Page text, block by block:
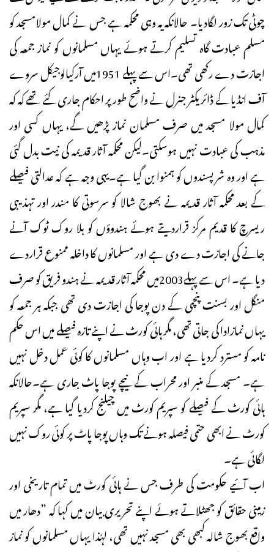
چوٹی تک زور لگادیا۔ حالانکہ یہ وہی محکمہ ہے جس نے کمال مولامسجد کو
مسلم عبادت گاہ تسلیم کرتے ہوئے یہاں مسلمانوں کو نماز جمعہ کی
اجازت دے رکھی تھی۔اس سے پہلے 1951میں آرکیالوجیکل سروے
آف انڈیا کے ڈائریکٹر جنرل نے واضح طورپر احکام جاری کئے تھے کہ کہ
کمال مولا مسجد میں صرف مسلمان نماز پڑھیں گے، یہاں کسی اور
مذہب کی عبادت نہیں ہوسکتی۔لیکن محکمہ آثار قدیمہ کی نیت بدل گئی
ہے اور وہ شرپسندوں کو ہمنوا بن گیا ہے۔یہی وجہ ہے کہ عدالتی فیصلے
کے بعد محکمہ آثار قدیمہ نے بھوج شالا کو سرسوتی کا مندر اور تہذیبی
ریسرچ کا قدیم مرکز قراردیتے ہوئے ہندوؤں کو بلا روک ٹوک آنے
جانے کی اجازت دے دی ہے اور مسلمانوں کا داخلہ ممنوع قراردے
دیا ہے۔ اس سے پہلے2003میں محکمہ آثار قدیمہ نے ہندو فریق کو صرف
منگل اور بسنت پنچمی کے دن پوجا کی اجازت دی تھی جبکہ ہر جمعہ کو
یہاں نمازادا کی جاتی تھی، مگر ہائی کورٹ نے اپنے تازہ فیصلے میں اس حکم
نامہ کو مسترد کردیا ہے اور اب وہاں مسلمانوں کا کوئی عمل دخل نہیں
ہے۔ مسجد کے منبر اور محراب کے نیچے پوجا پاٹ جاری ہے۔حالانکہ
ہائی کورٹ کے فیصلے کو سپریم کورٹ میں چیلنج کردیا گیا ہے، مگر سپریم
کورٹ نے ابھی حتمی فیصلہ ہونے تک وہاں پوجا پاٹ پر کوئی روک نہیں
لگائی ہے۔
اب آئیے حکومت کی طرف جس نے ہائی کورٹ میں تمام تاریخی اور
زمینی حقائق کو جھٹلاتے ہوئے اپنے تحریری بیان میں کہا کہ ”دھار میں
واقع بھوج شالہ کبھی بھی مسجد نہیں تھی، لہٰذا یہاں مسلمانوں کو نماز